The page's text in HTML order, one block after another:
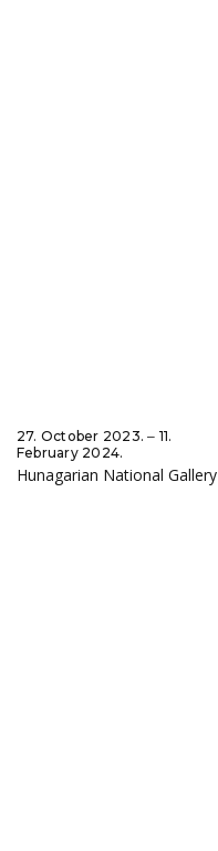
27. October 2023. ‒ 11.
February 2024.
Hunagarian National Gallery